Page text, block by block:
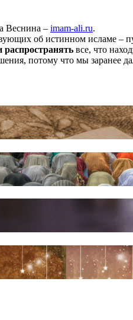
Веснина – imam-ali.ru.
об истинном исламе
распространять все, что
потому что мы заранее